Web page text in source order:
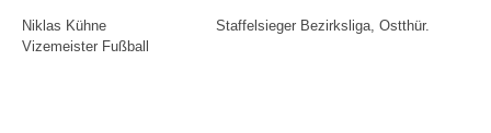
Niklas Kühne
Staffelsieger Bezirksliga, Ostthür.
Vizemeister Fußball